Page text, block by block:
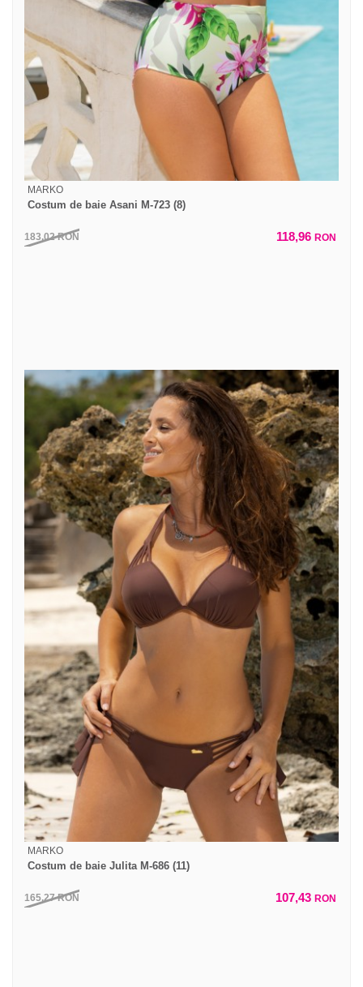
MARKO
Costum de baie Asani M-723 (8)
183,02RON 118,96 RON
MARKO
Costum de baie Julita M-686 (11)
165,27RON 107,43 RON